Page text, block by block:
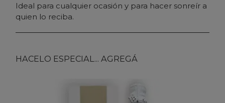
Ideal para cualquier ocasión y para hacer sonreír a
quien lo reciba.
HACELO ESPECIAL... AGREGÁ